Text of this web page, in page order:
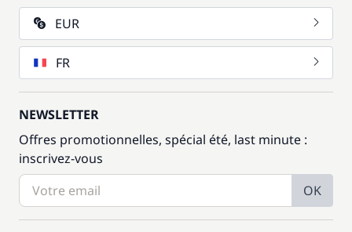
EUR
FR
NEWSLETTER
Offres promotionnelles, spécial été, last minute :
inscrivez-vous
OK